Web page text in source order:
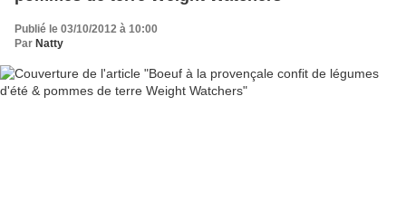
Publié le 03/10/2012 à 10:00
Par Natty